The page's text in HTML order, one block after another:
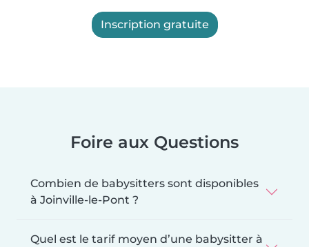
Inscription gratuite
Foire aux Questions
Combien de babysitters sont disponibles
à Joinville-le-Pont ?
Quel est le tarif moyen d’une babysitter à